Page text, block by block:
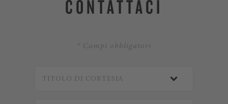
CONTATTACI
* Campi obbligatori